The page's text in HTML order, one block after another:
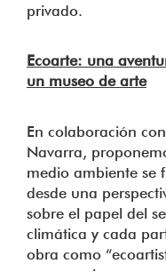
privado.
Ecoarte: una
un museo de arte
En colaboración
Navarra,
medio ambiente se
desde una
sobre el papel del
climática y cada
obra como